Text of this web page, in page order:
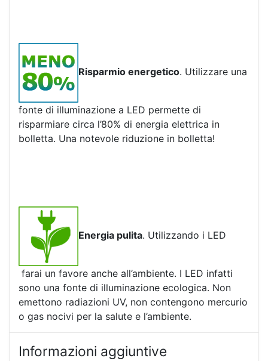
Risparmio energetico. Utilizzare una
fonte di illuminazione a LED permette di
risparmiare circa l’80% di energia elettrica in
bolletta. Una notevole riduzione in bolletta!
Energia pulita. Utilizzando i LED
farai un favore anche all’ambiente. I LED infatti
sono una fonte di illuminazione ecologica. Non
emettono radiazioni UV, non contengono mercurio
o gas nocivi per la salute e l’ambiente.
Informazioni aggiuntive